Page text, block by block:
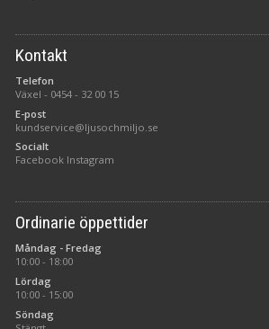
Kontakt
Telefon
Växel - 0454 - 32 00 15
E-post
kundservice@ljusochmiljo.se
Socialt
Facebook Instagram
Ordinarie öppettider
Måndag - Fredag
10:00 - 18:00
Lördag
10:00 - 15:00
Söndag